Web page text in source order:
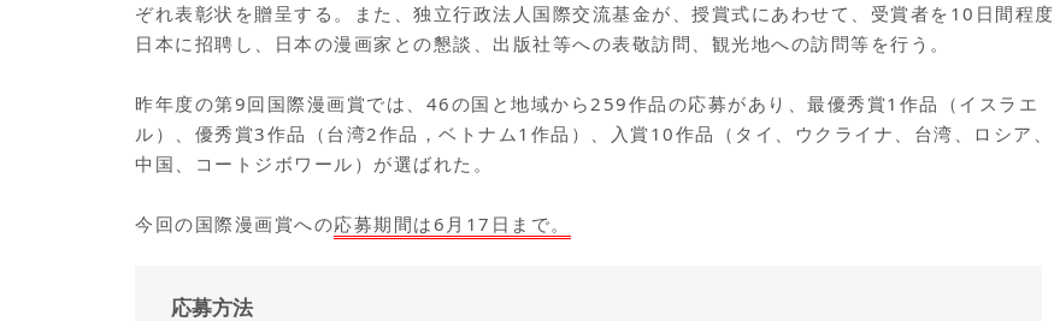
ぞれ表彰状を贈呈する。また、独立行政法人国際交流基金が、授賞式にあわせて、受賞者を10日間程度
日本に招聘し、日本の漫画家との懇談、出版社等への表敬訪問、観光地への訪問等を行う。
昨年度の第9回国際漫画賞では、46の国と地域から259作品の応募があり、最優秀賞1作品（イスラエ
ル）、優秀賞3作品（台湾2作品，ベトナム1作品）、入賞10作品（タイ、ウクライナ、台湾、ロシア、
中国、コートジボワール）が選ばれた。
今回の国際漫画賞への応募期間は6月17日まで。
応募方法